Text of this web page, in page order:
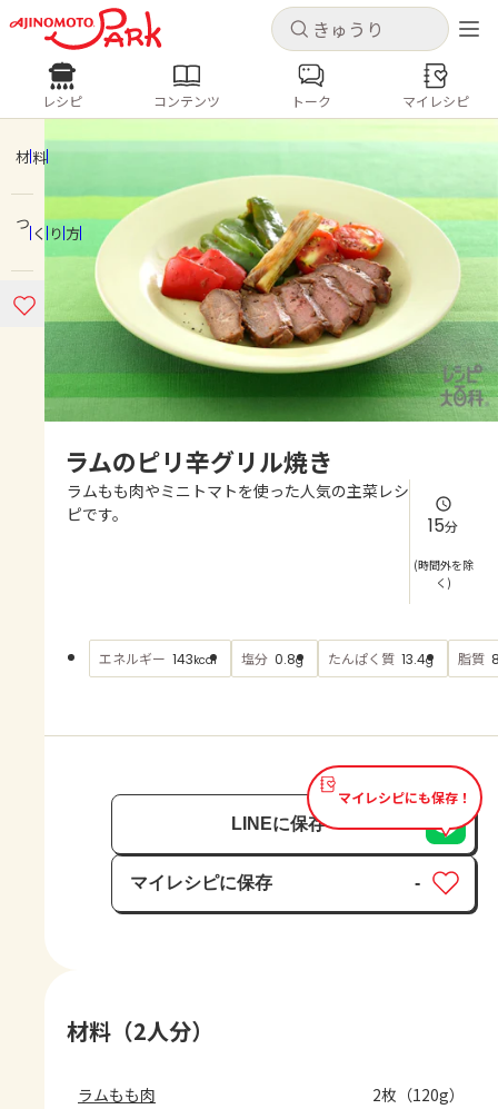
キャンセル
ログインするとレシピを保存できます
ホーム
コンテンツ
レシピ
よくあるお問い合わせ
キャンセル
レシピ コンテンツ
人気の食材・レシピ
きゅうり なす トマト
とうもろこし
ピーマン
みょうが ゴーヤ
レシピ コンテンツ トーク マイレシピ
材料
つくり方
ラムのピリ辛グリル焼き
ラムもも肉やミニトマトを使った人気の主菜レシ
ピです。
15分
(時間外を除
く)
エネルギー 143kcal 塩分 0.8g たんぱく質 13.4g 脂質
マイレシピにも保存！
LINEに保存
マイレシピに保存
保存済み
-
材料（2人分）
ラムもも肉 2枚（120g）